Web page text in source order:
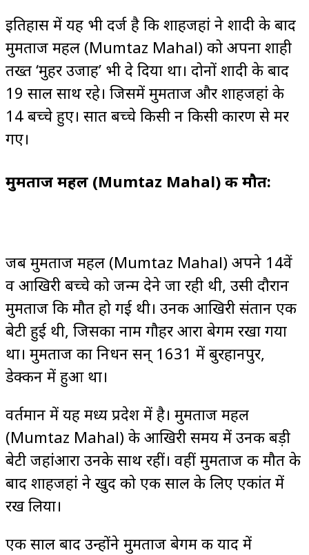
इतिहास में यह भी दर्ज है कि शाहजहां ने शादी के बाद
मुमताज महल (Mumtaz Mahal) को अपना शाही
तख्त ‘मुहर उजाह’ भी दे दिया था। दोनों शादी के बाद
19 साल साथ रहे। जिसमें मुमताज और शाहजहां के
14 बच्चे हुए। सात बच्चे किसी न किसी कारण से मर
गए।
मुमताज महल (Mumtaz Mahal) की मौत:
जब मुमताज महल (Mumtaz Mahal) अपने 14वें
व आखिरी बच्चे को जन्म देने जा रही थी, उसी दौरान
मुमताज कि मौत हो गई थी। उनकी आखिरी संतान एक
बेटी हुई थी, जिसका नाम गौहर आरा बेगम रखा गया
था। मुमताज का निधन सन् 1631 में बुरहानपुर,
डेक्कन में हुआ था।
वर्तमान में यह मध्य प्रदेश में है। मुमताज महल
(Mumtaz Mahal) के आखिरी समय में उनकी बड़ी
बेटी जहांआरा उनके साथ रहीं। वहीं मुमताज की मौत के
बाद शाहजहां ने खुद को एक साल के लिए एकांत में
रख लिया।
एक साल बाद उन्होंने मुमताज बेगम की याद में